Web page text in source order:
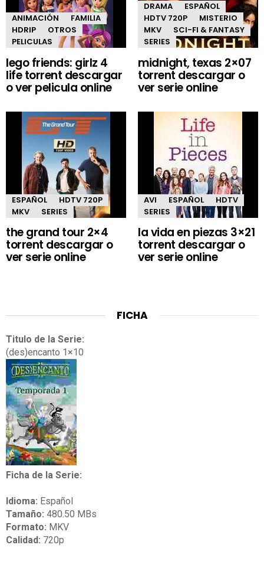
ANIMACIÓN
FAMILIA
HDRIP
OTROS
PELICULAS
lego friends: girlz 4
life torrent descargar
o ver pelicula online
DRAMA
ESPAÑOL
HDTV 720P
MISTERIO
MKV
SCI-FI & FANTASY
SERIES
midnight, texas 2×07
torrent descargar o
ver serie online
ESPAÑOL
HDTV 720P
MKV
SERIES
the grand tour 2×4
torrent descargar o
ver serie online
AVI ESPAÑOL
HDTV
SERIES
la vida en piezas 3×21
torrent descargar o
ver serie online
FICHA
Titulo de la Serie:
(des)encanto 1×10
Ficha de la Serie:
Idioma: Español
Tamaño: 480.50 MBs
Formato: MKV
Calidad: 720p